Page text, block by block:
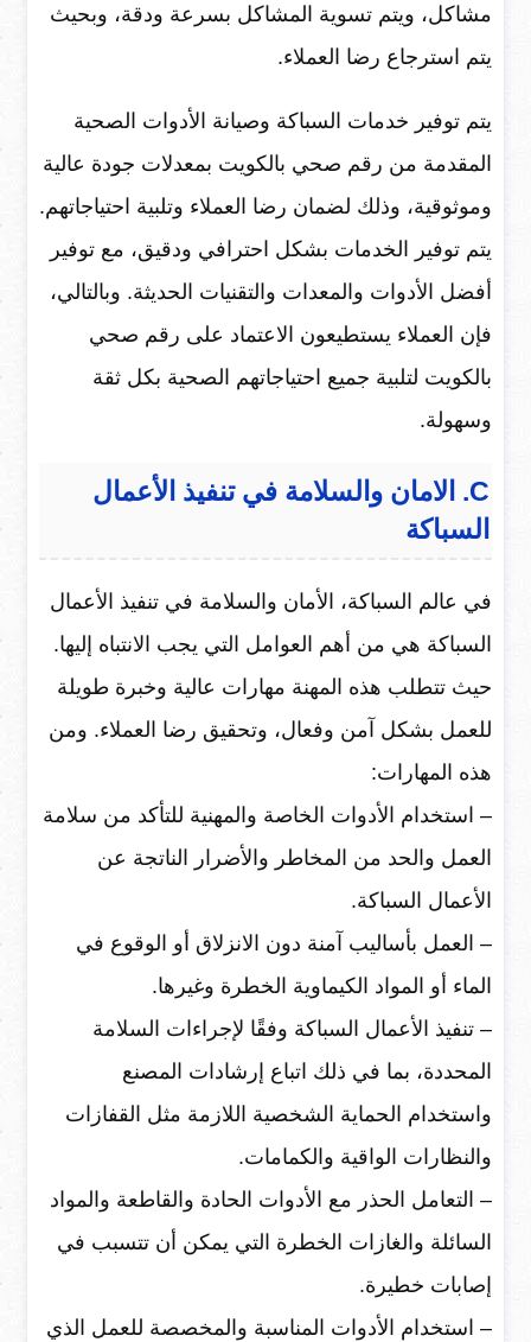
مشاكل، ويتم تسوية المشاكل بسرعة ودقة، وبحيث
يتم استرجاع رضا العملاء.
يتم توفير خدمات السباكة وصيانة الأدوات الصحية
المقدمة من رقم صحي بالكويت بمعدلات جودة عالية
وموثوقية، وذلك لضمان رضا العملاء وتلبية احتياجاتهم.
يتم توفير الخدمات بشكل احترافي ودقيق، مع توفير
أفضل الأدوات والمعدات والتقنيات الحديثة. وبالتالي،
فإن العملاء يستطيعون الاعتماد على رقم صحي
بالكويت لتلبية جميع احتياجاتهم الصحية بكل ثقة
وسهولة.
C. الامان والسلامة في تنفيذ الأعمال
السباكة
في عالم السباكة، الأمان والسلامة في تنفيذ الأعمال
السباكة هي من أهم العوامل التي يجب الانتباه إليها.
حيث تتطلب هذه المهنة مهارات عالية وخبرة طويلة
للعمل بشكل آمن وفعال، وتحقيق رضا العملاء. ومن
هذه المهارات:
– استخدام الأدوات الخاصة والمهنية للتأكد من سلامة
العمل والحد من المخاطر والأضرار الناتجة عن
الأعمال السباكة.
– العمل بأساليب آمنة دون الانزلاق أو الوقوع في
الماء أو المواد الكيماوية الخطرة وغيرها.
– تنفيذ الأعمال السباكة وفقًا لإجراءات السلامة
المحددة، بما في ذلك اتباع إرشادات المصنع
واستخدام الحماية الشخصية اللازمة مثل القفازات
والنظارات الواقية والكمامات.
– التعامل الحذر مع الأدوات الحادة والقاطعة والمواد
السائلة والغازات الخطرة التي يمكن أن تتسبب في
إصابات خطيرة.
– استخدام الأدوات المناسبة والمخصصة للعمل الذي